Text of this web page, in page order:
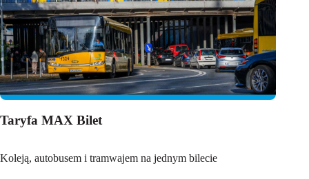
Taryfa MAX Bilet
Koleją, autobusem i tramwajem na jednym bilecie